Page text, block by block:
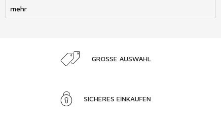
mehr
GROSSE AUSWAHL
SICHERES EINKAUFEN